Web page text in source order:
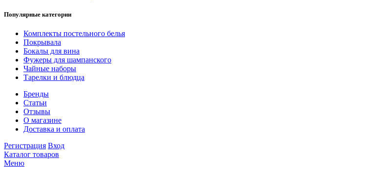
Популярные категории
Комплекты постельного белья
Покрывала
Бокалы для вина
Фужеры для шампанского
Чайные наборы
Тарелки и блюдца
Бренды
Статьи
Отзывы
О магазине
Доставка и оплата
Регистрация Вход
Каталог товаров
Меню